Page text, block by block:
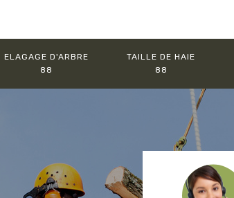
ELAGAGE D'ARBRE
88
TAILLE DE HAIE
88